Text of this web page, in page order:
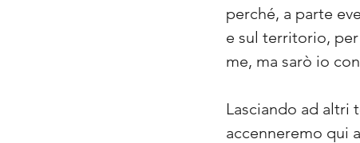
perché, a parte
e sul territorio,
me, ma sarò io
Lasciando ad altri
accenneremo qui